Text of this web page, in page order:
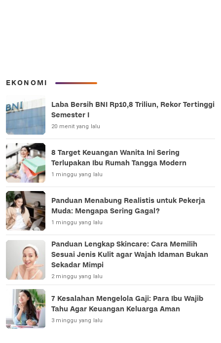
EKONOMI
Laba Bersih BNI Rp10,8 Triliun, Rekor Tertinggi
Semester I
20 menit yang lalu
8 Target Keuangan Wanita Ini Sering
Terlupakan Ibu Rumah Tangga Modern
1 minggu yang lalu
Panduan Menabung Realistis untuk Pekerja
Muda: Mengapa Sering Gagal?
1 minggu yang lalu
Panduan Lengkap Skincare: Cara Memilih
Sesuai Jenis Kulit agar Wajah Idaman Bukan
Sekadar Mimpi
2 minggu yang lalu
7 Kesalahan Mengelola Gaji: Para Ibu Wajib
Tahu Agar Keuangan Keluarga Aman
3 minggu yang lalu